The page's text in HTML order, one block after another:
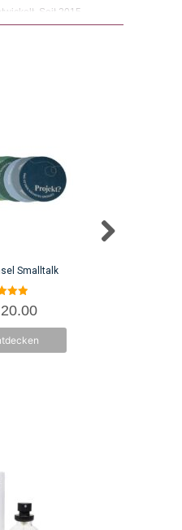
Seit 2015
und entwirft auch
Smalltalk
5